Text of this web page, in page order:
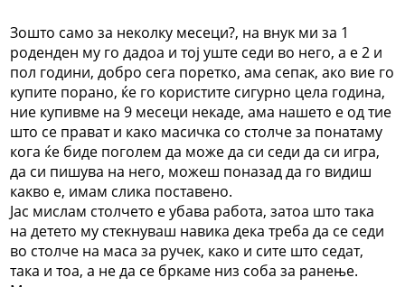
Зошто само за неколку месеци?, на внук ми за 1
роденден му го дадоа и тој уште седи во него, а е 2 и
пол години, добро сега поретко, ама сепак, ако вие го
купите порано, ќе го користите сигурно цела година,
ние купивме на 9 месеци некаде, ама нашето е од тие
што се прават и како масичка со столче за понатаму
кога ќе биде поголем да може да си седи да си игра,
да си пишува на него, можеш поназад да го видиш
какво е, имам слика поставено.
Јас мислам столчето е убава работа, затоа што така
на детето му стекнуваш навика дека треба да се седи
во столче на маса за ручек, како и сите што седат,
така и тоа, а не да се бркаме низ соба за ранење.